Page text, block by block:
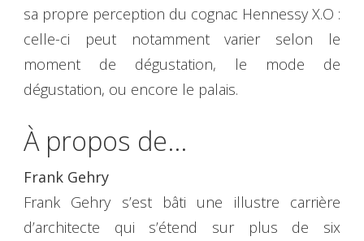
sa propre perception du cognac Hennessy X.O :
celle-ci peut notamment varier selon le
moment de dégustation, le mode de
dégustation, ou encore le palais.
À propos de…
Frank Gehry
Frank Gehry s’est bâti une illustre carrière
d’architecte qui s’étend sur plus de six